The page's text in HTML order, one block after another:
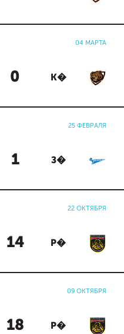
04 МАРТА
0 К�
25 ФЕВРАЛЯ
1 З�
22 ОКТЯБРЯ
14 Р�
09 ОКТЯБРЯ
18 Р�